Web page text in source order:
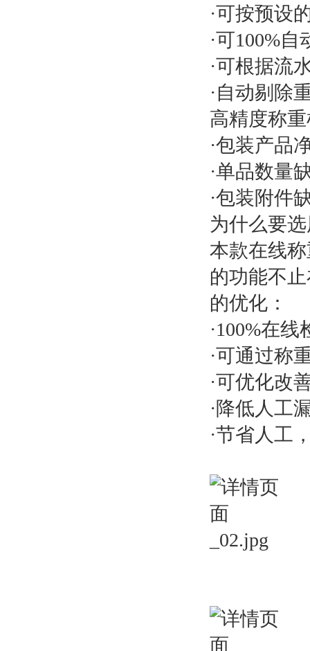
·可按预设
·可100%
·可根据流
·自动剔除
高精度称
·包装产品
·单品数量
·包装附件
为什么要
本款在线
的功能不
的优化：
·100%在
·可通过称
·可优化改
·降低人工
·节省人工